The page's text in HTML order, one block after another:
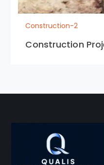
Construction-2
Construction